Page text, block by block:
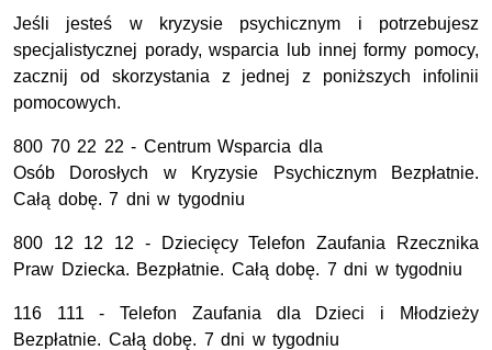
Jeśli jesteś w kryzysie psychicznym i potrzebujesz
specjalistycznej porady, wsparcia lub innej formy pomocy,
zacznij od skorzystania z jednej z poniższych infolinii
pomocowych.
800 70 22 22 - Centrum Wsparcia dla
Osób Dorosłych w Kryzysie Psychicznym Bezpłatnie.
Całą dobę. 7 dni w tygodniu
800 12 12 12 - Dziecięcy Telefon Zaufania Rzecznika
Praw Dziecka. Bezpłatnie. Całą dobę. 7 dni w tygodniu
116 111 - Telefon Zaufania dla Dzieci i Młodzieży
Bezpłatnie. Całą dobę. 7 dni w tygodniu